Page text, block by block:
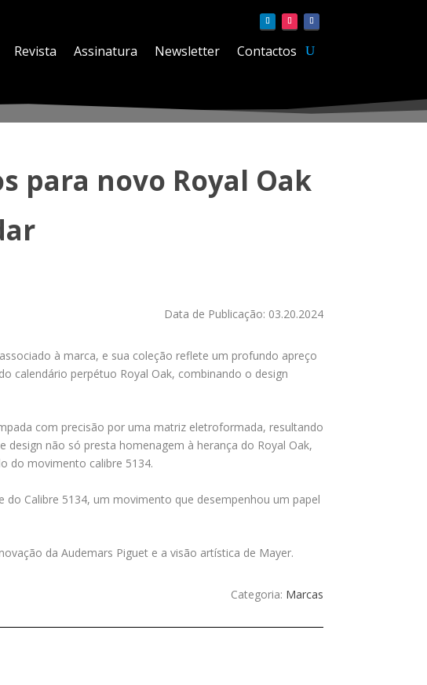
Revista Assinatura Newsletter Contactos
para novo Royal Oak
Data de Publicação: 03.20.2024
à marca, e sua coleção reflete um profundo apreço
calendário perpétuo Royal Oak, combinando o design
com precisão por uma matriz eletroformada, resultando
não só presta homenagem à herança do Royal Oak,
do movimento calibre 5134.
Calibre 5134, um movimento que desempenhou um papel
da Audemars Piguet e a visão artística de Mayer.
Categoria: Marcas